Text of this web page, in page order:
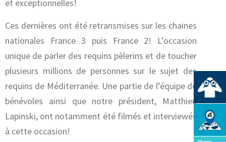
et exceptionnelles!
Ces dernières ont été retransmises sur les chaines
nationales France 3 puis France 2! L’occasion
unique de parler des requins pèlerins et de toucher
plusieurs millions de personnes sur le sujet des
requins de Méditerranée. Une partie de l’équipe de
bénévoles ainsi que notre président, Matthieu
Lapinski, ont notamment été filmés et interviewés
à cette occasion!